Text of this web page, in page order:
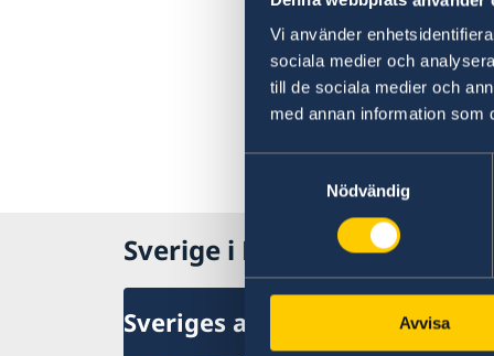
Vi använder
sociala medier och
till de sociala medier och
med annan information som
Nödvändig
Avvisa
Sverige i Finland, Helsingfors
Sveriges ambassad